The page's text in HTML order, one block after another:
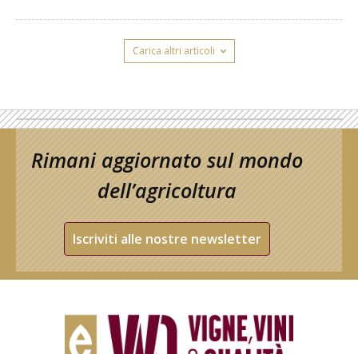
Carica altri articoli
Rimani aggiornato sul mondo
dell’agricoltura
Iscriviti alle nostre newsletter